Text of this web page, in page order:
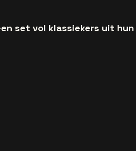
set vol klassiekers uit hun